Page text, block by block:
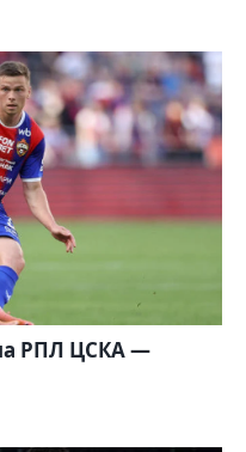
РПЛ ЦСКА —